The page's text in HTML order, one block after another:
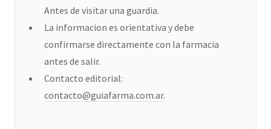
Antes de visitar una guardia.
La informacion es orientativa y debe
confirmarse directamente con la farmacia
antes de salir.
Contacto editorial:
contacto@guiafarma.com.ar.